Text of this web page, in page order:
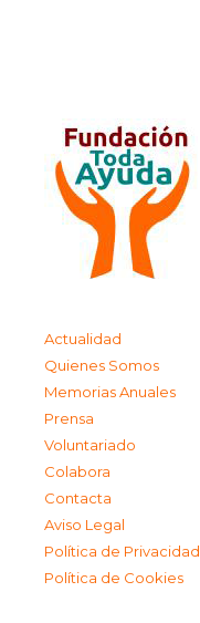
Actualidad
Quienes Somos
Memorias Anuales
Prensa
Voluntariado
Colabora
Contacta
Aviso Legal
Política de Privacidad
Política de Cookies